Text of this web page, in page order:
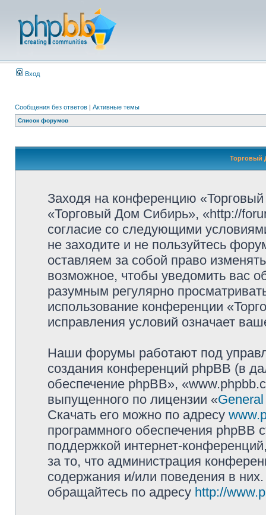
Вход
Сообщения без ответов | Активные темы
Список форумов
Торговый
Заходя на конференцию
«Торговый Дом Сибирь», «http://
согласие со следующими
не заходите и не пользуйтесь
оставляем за собой право
возможное, чтобы уведомить вас
разумным регулярно
использование конференции
исправления условий означает
Наши форумы работают под
создания конференций phpBB (в
обеспечение phpBB»,
выпущенного по лицензии «
Скачать его можно по адресу
программного обеспечения phpBB
поддержкой интернет-
за то, что администрация
содержания и/или поведения в
обращайтесь по адресу http://